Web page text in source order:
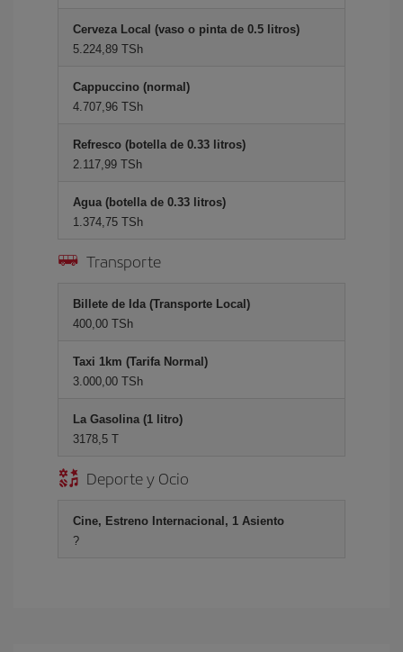
Cerveza Local (vaso o pinta de 0.5 litros)
5.224,89 TSh
Cappuccino (normal)
4.707,96 TSh
Refresco (botella de 0.33 litros)
2.117,99 TSh
Agua (botella de 0.33 litros)
1.374,75 TSh
Transporte
Billete de Ida (Transporte Local)
400,00 TSh
Taxi 1km (Tarifa Normal)
3.000,00 TSh
La Gasolina (1 litro)
3178,5 T
Deporte y Ocio
Cine, Estreno Internacional, 1 Asiento
?